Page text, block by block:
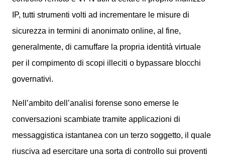
IP, tutti strumenti volti ad incrementare le misure di
sicurezza in termini di anonimato online, al fine,
generalmente, di camuffare la propria identità virtuale
per il compimento di scopi illeciti o bypassare blocchi
governativi.
Nell’ambito dell’analisi forense sono emerse le
conversazioni scambiate tramite applicazioni di
messaggistica istantanea con un terzo soggetto, il quale
riusciva ad esercitare una sorta di controllo sui proventi